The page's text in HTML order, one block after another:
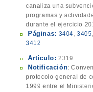
canaliza una
programas y
durante el ejercicio
Páginas: 3404,3405,
3412
Articulo: 2319
Notificación:
protocolo general de
1999 entre el